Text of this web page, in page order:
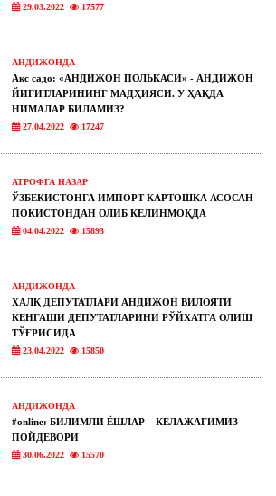
29.03.2022 17577
АНДИЖОНДА
Акс садо: «АНДИЖОН ПОЛЬКАСИ» - АНДИЖОН
ЙИГИТЛАРИНИНГ МАДҲИЯСИ. У ҲАҚДА
НИМАЛАР БИЛАМИЗ?
27.04.2022 17247
АТРОФГА НАЗАР
ЎЗБЕКИСТОНГА ИМПОРТ КАРТОШКА АСОСАН
ПОКИСТОНДАН ОЛИБ КЕЛИНМОҚДА
04.04.2022 15893
АНДИЖОНДА
ХАЛҚ ДЕПУТАТЛАРИ АНДИЖОН ВИЛОЯТИ
КЕНГАШИ ДЕПУТАТЛАРИНИ РЎЙХАТГА ОЛИШ
ТЎҒРИСИДА
23.04.2022 15850
АНДИЖОНДА
#online: БИЛИМЛИ ЁШЛАР – КЕЛАЖАГИМИЗ
ПОЙДЕВОРИ
30.06.2022 15570